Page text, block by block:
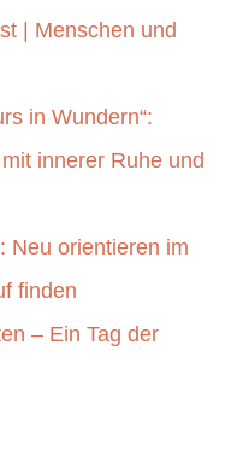
| Menschen und
in Wundern“:
innerer Ruhe und
Neu orientieren im
finden
– Ein Tag der